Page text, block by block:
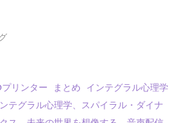
プリンター まとめ インテグラル心理学
テグラル心理学、スパイラル・ダイナ